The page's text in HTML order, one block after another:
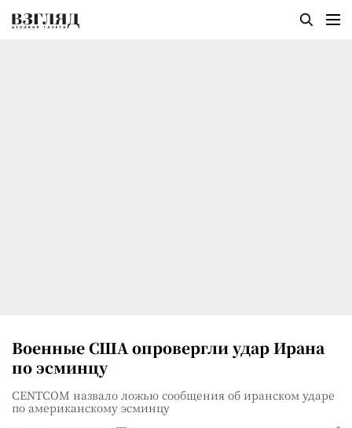
Военные США опровергли удар Ирана
по эсминцу
CENTCOM назвало ложью сообщения об иранском ударе
по американскому эсминцу